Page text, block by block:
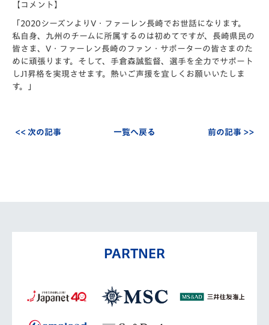
【コメント】
「2020シーズンよりV・ファーレン長崎でお世話になります。
私自身、九州のチームに所属するのは初めてですが、長崎県民の
皆さま、V・ファーレン長崎のファン・サポーターの皆さまのた
めに頑張ります。そして、手倉森誠監督、選手を全力でサポート
しJ1昇格を実現させます。熱いご声援を宜しくお願いいたしま
す。」
<< 次の記事 一覧へ戻る 前の記事 >>
PARTNER